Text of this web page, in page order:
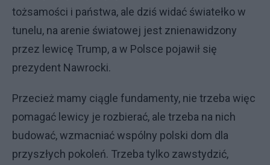
tożsamości i państwa, ale dziś widać światełko w
tunelu, na arenie światowej jest znienawidzony
przez lewicę Trump, a w Polsce pojawił się
prezydent Nawrocki.
Przecież mamy ciągle fundamenty, nie trzeba więc
pomagać lewicy je rozbierać, ale trzeba na nich
budować, wzmacniać wspólny polski dom dla
przyszłych pokoleń. Trzeba tylko zawstydzić,